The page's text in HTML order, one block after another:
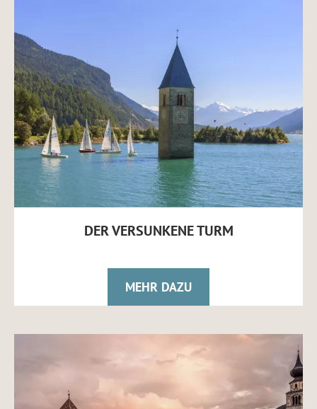
DER VERSUNKENE TURM
MEHR DAZU